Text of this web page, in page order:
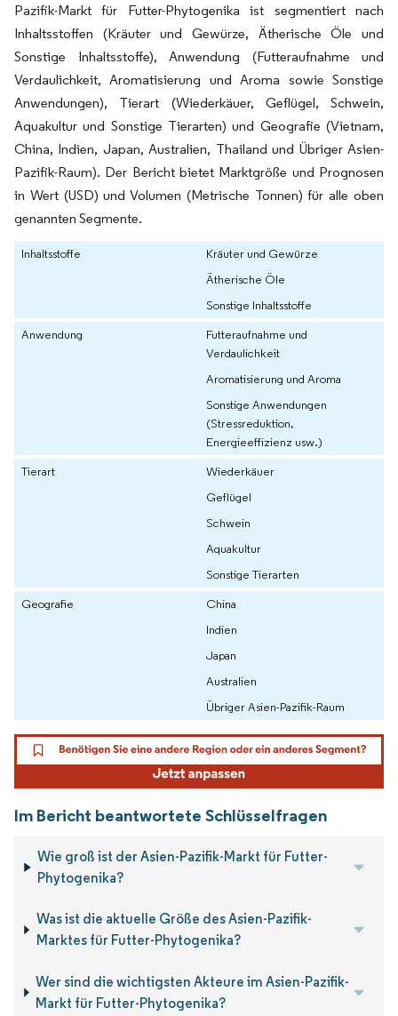
Pazifik-Markt für Futter-Phytogenika ist segmentiert nach
Inhaltsstoffen (Kräuter und Gewürze, Ätherische Öle und
Sonstige Inhaltsstoffe), Anwendung (Futteraufnahme und
Verdaulichkeit, Aromatisierung und Aroma sowie Sonstige
Anwendungen), Tierart (Wiederkäuer, Geflügel, Schwein,
Aquakultur und Sonstige Tierarten) und Geografie (Vietnam,
China, Indien, Japan, Australien, Thailand und Übriger Asien-
Pazifik-Raum). Der Bericht bietet Marktgröße und Prognosen
in Wert (USD) und Volumen (Metrische Tonnen) für alle oben
genannten Segmente.
Inhaltsstoffe
Kräuter und Gewürze
Ätherische Öle
Sonstige Inhaltsstoffe
Anwendung
Futteraufnahme und
Verdaulichkeit
Aromatisierung und Aroma
Sonstige Anwendungen
(Stressreduktion,
Energieeffizienz usw.)
Tierart
Wiederkäuer
Geflügel
Schwein
Aquakultur
Sonstige Tierarten
Geografie
China
Indien
Japan
Australien
Übriger Asien-Pazifik-Raum
Im Bericht beantwortete Schlüsselfragen
Wie groß ist der Asien-Pazifik-Markt für Futter-
Phytogenika?
Was ist die aktuelle Größe des Asien-Pazifik-
Marktes für Futter-Phytogenika?
Wer sind die wichtigsten Akteure im Asien-Pazifik-
Markt für Futter-Phytogenika?